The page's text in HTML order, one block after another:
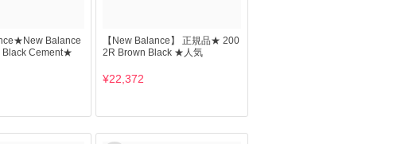
Balance
Black Cement★
【New Balance】 正規品★ 200
2R Brown Black ★人気
¥22,372